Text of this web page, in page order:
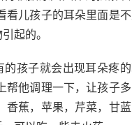
看儿孩子的耳朵里面是
起的。
孩子就会出现耳朵疼
帮他调理一下，让孩子
蕉，苹果，芹菜，甘蓝